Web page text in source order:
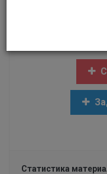
Статистика